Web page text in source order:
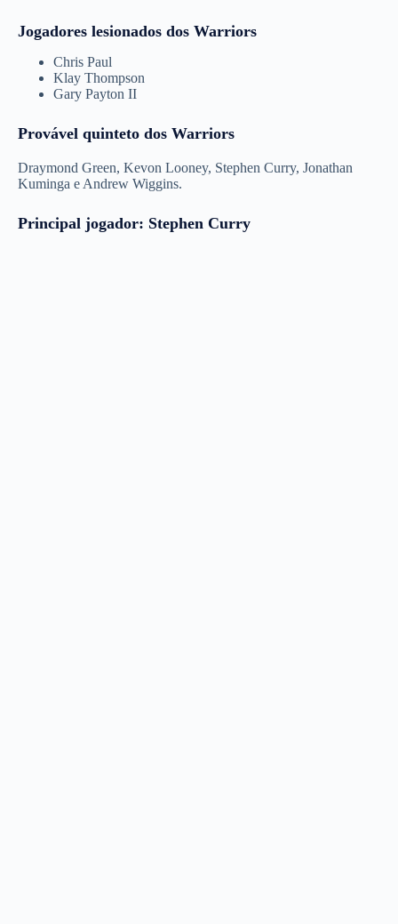
Jogadores lesionados dos Warriors
Chris Paul
Klay Thompson
Gary Payton II
Provável quinteto dos Warriors
Draymond Green, Kevon Looney, Stephen Curry, Jonathan
Kuminga e Andrew Wiggins.
Principal jogador: Stephen Curry